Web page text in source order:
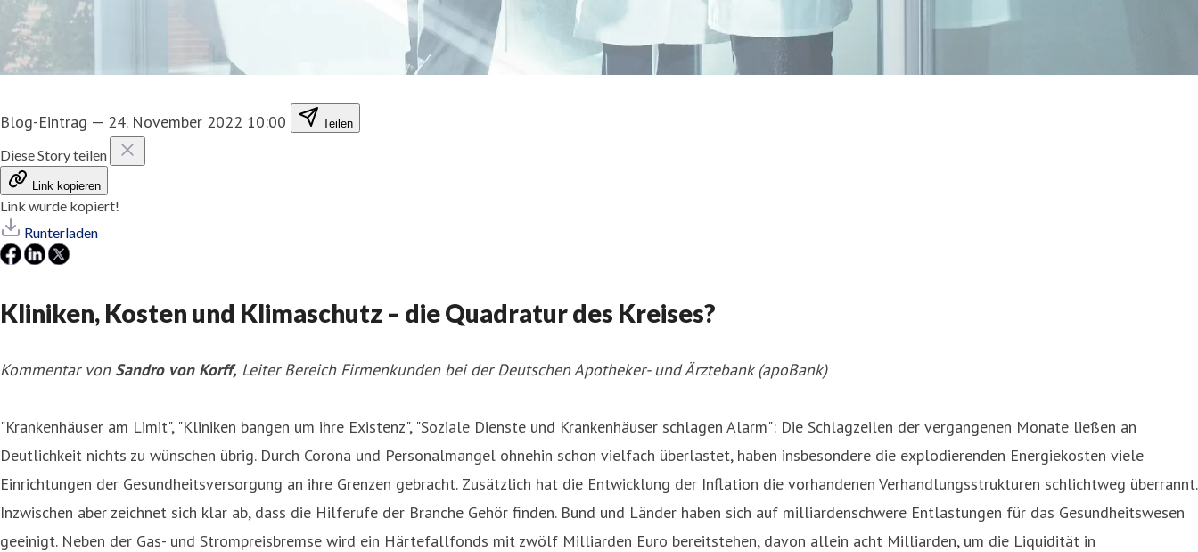
Blog-Eintrag — 24. November 2022 10:00 Teilen
Diese Story teilen
Link kopieren
Link wurde kopiert!
Runterladen
Kliniken, Kosten und Klimaschutz – die Quadratur des Kreises?
Kommentar vonSandro von Korff, Leiter Bereich Firmenkunden bei der Deutschen Apotheker- und Ärztebank (apoBank)
"Krankenhäuser am Limit", "Kliniken bangen um ihre Existenz", "Soziale Dienste und Krankenhäuser schlagen Alarm": Die Schlagzeilen der vergangenen Monate ließen an
Deutlichkeit nichts zu wünschen übrig. Durch Corona und Personalmangel ohnehin schon vielfach überlastet, haben insbesondere die explodierenden Energiekosten viele
Einrichtungen der Gesundheitsversorgung an ihre Grenzen gebracht. Zusätzlich hat die Entwicklung der Inflation die vorhandenen Verhandlungsstrukturen schlichtweg überrannt.
Inzwischen aber zeichnet sich klar ab, dass die Hilferufe der Branche Gehör finden. Bund und Länder haben sich auf milliardenschwere Entlastungen für das Gesundheitswesen
geeinigt. Neben der Gas- und Strompreisbremse wird ein Härtefallfonds mit zwölf Milliarden Euro bereitstehen, davon allein acht Milliarden, um die Liquidität in